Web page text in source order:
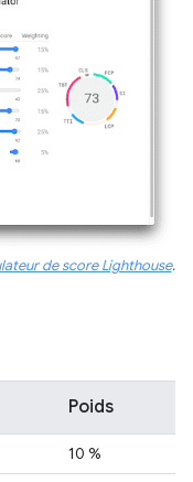
de score Lighthouse.
Poids
10 %